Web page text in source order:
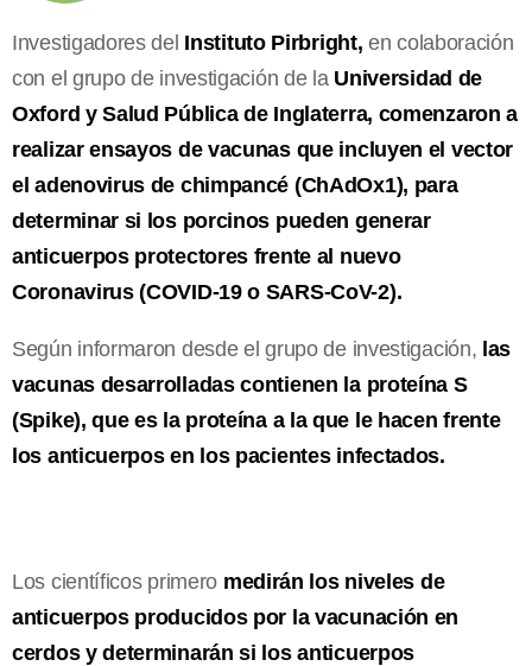
Investigadores del Instituto Pirbright, en colaboración
con el grupo de investigación de la Universidad de
Oxford y Salud Pública de Inglaterra, comenzaron a
realizar ensayos de vacunas que incluyen el vector
el adenovirus de chimpancé (ChAdOx1), para
determinar si los porcinos pueden generar
anticuerpos protectores frente al nuevo
Coronavirus (COVID-19 o SARS-CoV-2).
Según informaron desde el grupo de investigación, las
vacunas desarrolladas contienen la proteína S
(Spike), que es la proteína a la que le hacen frente
los anticuerpos en los pacientes infectados.
Los científicos primero medirán los niveles de
anticuerpos producidos por la vacunación en
cerdos y determinarán si los anticuerpos